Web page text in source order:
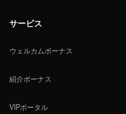
サービス
ウェルカムボーナス
紹介ボーナス
VIPポータル